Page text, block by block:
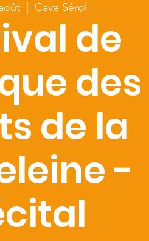
  |
Cave Sérol
de
des
de la
-